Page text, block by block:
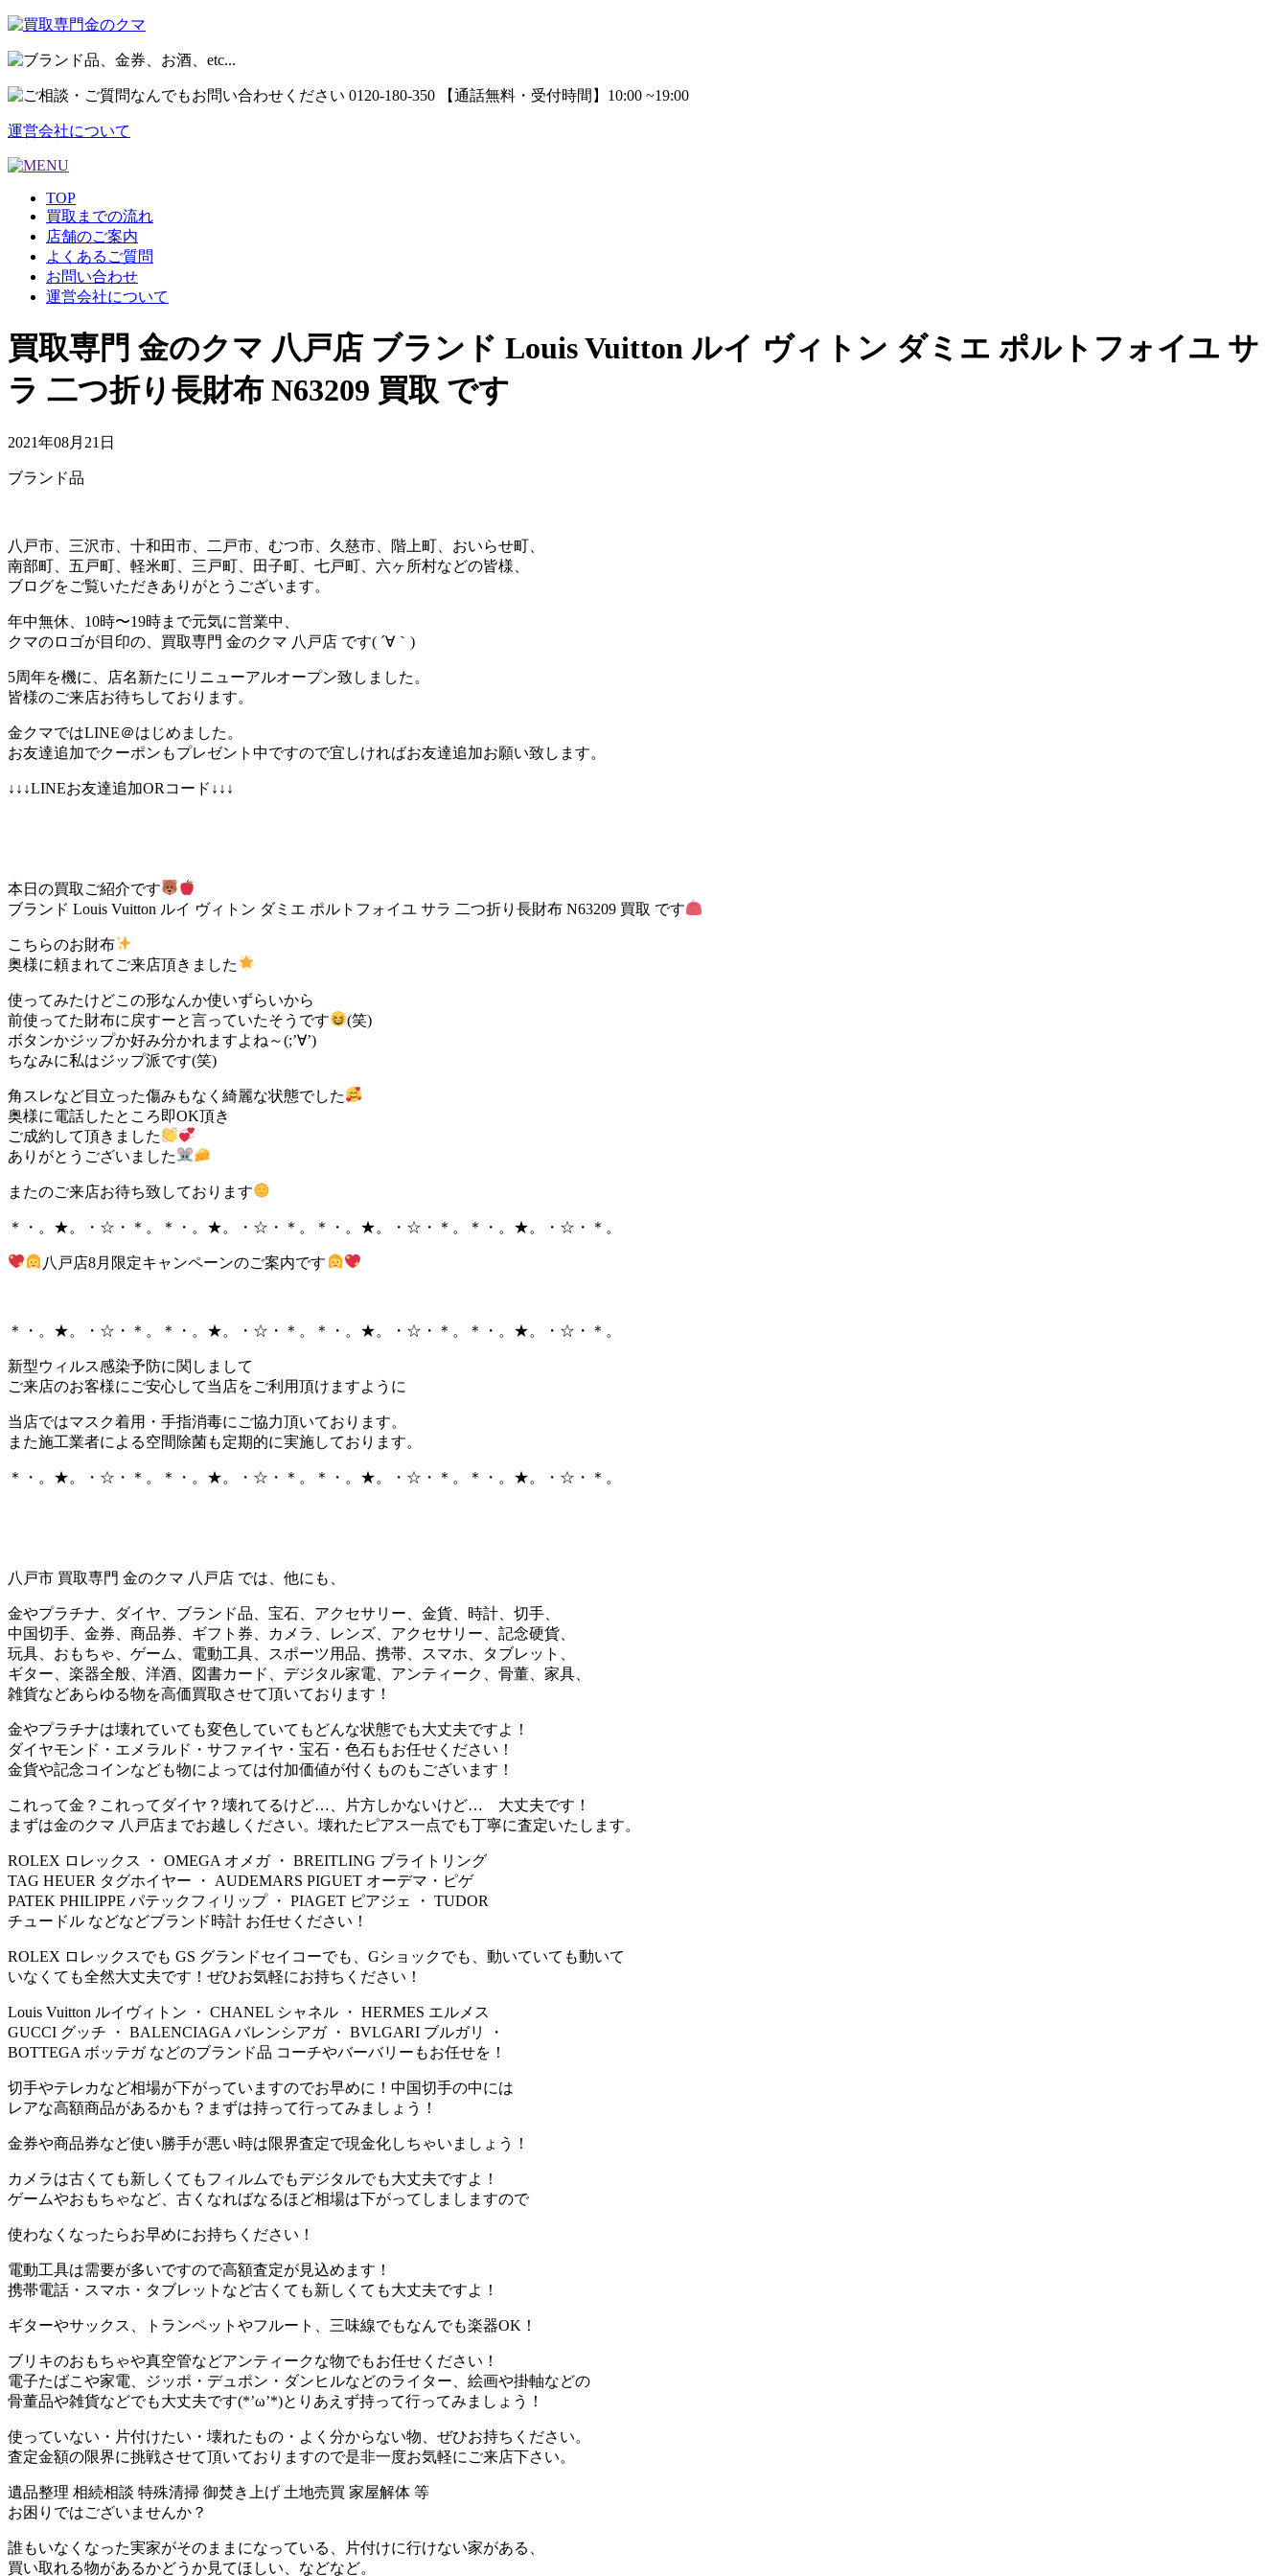
運営会社について
TOP
買取までの流れ
店舗のご案内
よくあるご質問
お問い合わせ
運営会社について
買取専門 金のクマ 八戸店 ブランド Louis Vuitton ルイ ヴィトン ダミエ ポルトフォイユ サ
ラ 二つ折り長財布 N63209 買取 です
2021年08月21日
ブランド品
八戸市、三沢市、十和田市、二戸市、むつ市、久慈市、階上町、おいらせ町、
南部町、五戸町、軽米町、三戸町、田子町、七戸町、六ヶ所村などの皆様、
ブログをご覧いただきありがとうございます。
年中無休、10時〜19時まで元気に営業中、
クマのロゴが目印の、買取専門 金のクマ 八戸店 です( ´∀｀)
5周年を機に、店名新たにリニューアルオープン致しました。
皆様のご来店お待ちしております。
金クマではLINE＠はじめました。
お友達追加でクーポンもプレゼント中ですので宜しければお友達追加お願い致します。
↓↓↓LINEお友達追加ORコード↓↓↓
本日の買取ご紹介です
ブランド Louis Vuitton ルイ ヴィトン ダミエ ポルトフォイユ サラ 二つ折り長財布 N63209 買取 です
こちらのお財布
奥様に頼まれてご来店頂きました
使ってみたけどこの形なんか使いずらいから
前使ってた財布に戻すーと言っていたそうです
(笑)
ボタンかジップか好み分かれますよね～(;’∀’)
ちなみに私はジップ派です(笑)
角スレなど目立った傷みもなく綺麗な状態でした
奥様に電話したところ即OK頂き
ご成約して頂きました
ありがとうございました
またのご来店お待ち致しております
＊・。★。・☆・＊。＊・。★。・☆・＊。＊・。★。・☆・＊。＊・。★。・☆・＊。
八戸店8月限定キャンペーンのご案内です
＊・。★。・☆・＊。＊・。★。・☆・＊。＊・。★。・☆・＊。＊・。★。・☆・＊。
新型ウィルス感染予防に関しまして
ご来店のお客様にご安心して当店をご利用頂けますように
当店ではマスク着用・手指消毒にご協力頂いております。
また施工業者による空間除菌も定期的に実施しております。
＊・。★。・☆・＊。＊・。★。・☆・＊。＊・。★。・☆・＊。＊・。★。・☆・＊。
八戸市 買取専門 金のクマ 八戸店 では、他にも、
金やプラチナ、ダイヤ、ブランド品、宝石、アクセサリー、金貨、時計、切手、
中国切手、金券、商品券、ギフト券、カメラ、レンズ、アクセサリー、記念硬貨、
玩具、おもちゃ、ゲーム、電動工具、スポーツ用品、携帯、スマホ、タブレット、
ギター、楽器全般、洋酒、図書カード、デジタル家電、アンティーク、骨董、家具、
雑貨などあらゆる物を高価買取させて頂いております！
金やプラチナは壊れていても変色していてもどんな状態でも大丈夫ですよ！
ダイヤモンド・エメラルド・サファイヤ・宝石・色石もお任せください！
金貨や記念コインなども物によっては付加価値が付くものもございます！
これって金？これってダイヤ？壊れてるけど…、片方しかないけど… 大丈夫です！
まずは金のクマ 八戸店までお越しください。壊れたピアス一点でも丁寧に査定いたします。
ROLEX ロレックス ・ OMEGA オメガ ・ BREITLING ブライトリング
TAG HEUER タグホイヤー ・ AUDEMARS PIGUET オーデマ・ピゲ
PATEK PHILIPPE パテックフィリップ ・ PIAGET ピアジェ ・ TUDOR
チュードル などなどブランド時計 お任せください！
ROLEX ロレックスでも GS グランドセイコーでも、Gショックでも、動いていても動いて
いなくても全然大丈夫です！ぜひお気軽にお持ちください！
Louis Vuitton ルイヴィトン ・ CHANEL シャネル ・ HERMES エルメス
GUCCI グッチ ・ BALENCIAGA バレンシアガ ・ BVLGARI ブルガリ ・
BOTTEGA ボッテガ などのブランド品 コーチやバーバリーもお任せを！
切手やテレカなど相場が下がっていますのでお早めに！中国切手の中には
レアな高額商品があるかも？まずは持って行ってみましょう！
金券や商品券など使い勝手が悪い時は限界査定で現金化しちゃいましょう！
カメラは古くても新しくてもフィルムでもデジタルでも大丈夫ですよ！
ゲームやおもちゃなど、古くなればなるほど相場は下がってしましますので
使わなくなったらお早めにお持ちください！
電動工具は需要が多いですので高額査定が見込めます！
携帯電話・スマホ・タブレットなど古くても新しくても大丈夫ですよ！
ギターやサックス、トランペットやフルート、三味線でもなんでも楽器OK！
ブリキのおもちゃや真空管などアンティークな物でもお任せください！
電子たばこや家電、ジッポ・デュポン・ダンヒルなどのライター、絵画や掛軸などの
骨董品や雑貨などでも大丈夫です(*’ω’*)とりあえず持って行ってみましょう！
使っていない・片付けたい・壊れたもの・よく分からない物、ぜひお持ちください。
査定金額の限界に挑戦させて頂いておりますので是非一度お気軽にご来店下さい。
遺品整理 相続相談 特殊清掃 御焚き上げ 土地売買 家屋解体 等
お困りではございませんか？
誰もいなくなった実家がそのままになっている、片付けに行けない家がある、
買い取れる物があるかどうか見てほしい、などなど。